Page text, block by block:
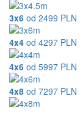
3x6 od 2499 PLN
4x4 od 4297 PLN
4x6 od 5997 PLN
4x8 od 7297 PLN